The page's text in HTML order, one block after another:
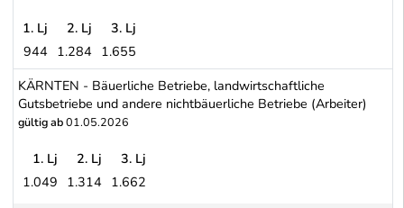
BURGENLAND - Landwirtschaftliche Gutsbetriebe und andere
1. Lj 2. Lj
3. Lj
944 1.284 1.655
KÄRNTEN - Bäuerliche Betriebe, landwirtschaftliche
Gutsbetriebe und andere nichtbäuerliche Betriebe (Arbeiter)
gültig ab01.05.2026
1. Lj 2. Lj
3. Lj
1.049 1.314 1.662